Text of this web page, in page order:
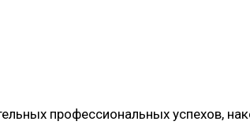
профессиональных успехов,